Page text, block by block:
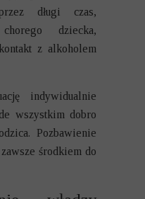
długi czas,
dziecka,
z alkoholem
indywidualnie
wszystkim dobro
Pozbawienie
środkiem do